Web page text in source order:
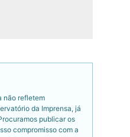
não refletem
da Imprensa, já
publicar os
compromisso com a